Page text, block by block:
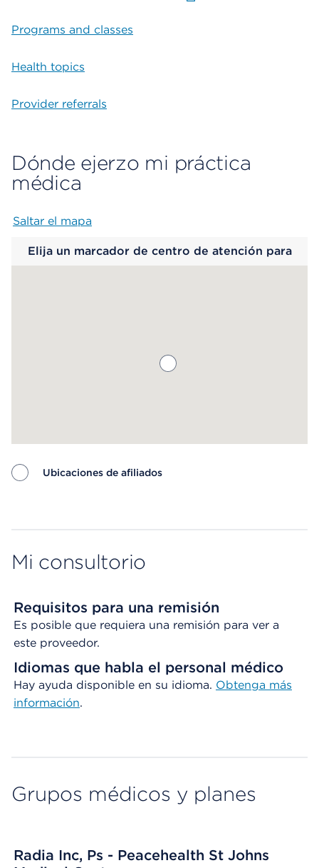
Programs and classes
Health topics
Provider referrals
Dónde ejerzo mi práctica
médica
Saltar el mapa
Elija un marcador de centro de atención para
Ubicaciones de afiliados
Mi consultorio
Requisitos para una remisión
Es posible que requiera una remisión para ver a
este proveedor.
Idiomas que habla el personal médico
Hay ayuda disponible en su idioma. Obtenga más
información.
Grupos médicos y planes
Radia Inc, Ps - Peacehealth St Johns